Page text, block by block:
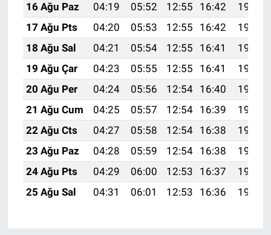
16 Ağu Paz
04:19 05:52 12:55 16:42
19:49
17 Ağu Pts
04:20 05:53 12:55 16:42
19:47
18 Ağu Sal
04:21 05:54 12:55 16:41
19:46
19 Ağu Çar
04:23 05:55 12:55 16:41
19:44
20 Ağu Per
04:24 05:56 12:54 16:40
19:43
21 Ağu Cum
04:25 05:57 12:54 16:39
19:42
22 Ağu Cts
04:27 05:58 12:54 16:38
19:40
23 Ağu Paz
04:28 05:59 12:54 16:38
19:39
24 Ağu Pts
04:29 06:00 12:53 16:37
19:37
25 Ağu Sal
04:31 06:01 12:53 16:36 19:36